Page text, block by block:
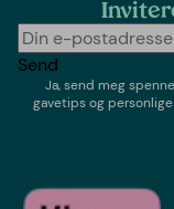
Send
Ja, send meg
gavetips og